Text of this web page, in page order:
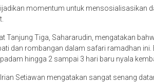
momentum untuk
Tanjung Tiga, Sahararudin, mengatakan
dan rombangan dalam safari ramadhan
hingga 2 sampai 3 hari baru nyala
Setiawan mengatakan sangat senang